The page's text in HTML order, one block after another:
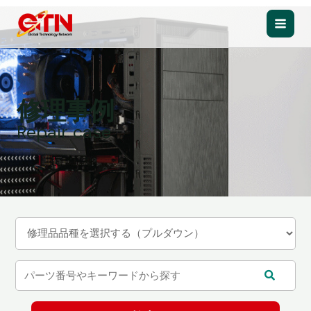
を
ス
キ
ッ
プ
Main
修理事例
Repair case